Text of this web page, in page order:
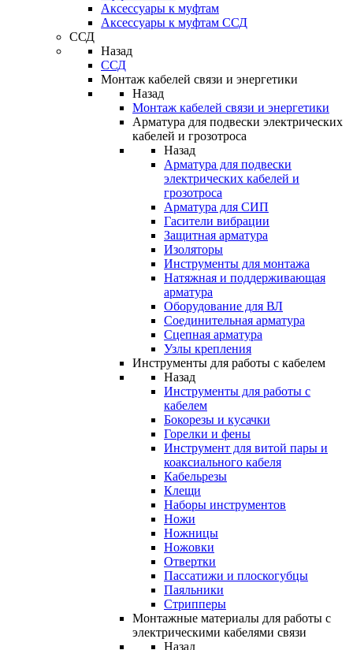
Аксессуары к муфтам
Аксессуары к муфтам ССД
ССД
Назад
ССД
Монтаж кабелей связи и энергетики
Назад
Монтаж кабелей связи и энергетики
Арматура для подвески электрических
кабелей и грозотроса
Назад
Арматура для подвески
электрических кабелей и
грозотроса
Арматура для СИП
Гасители вибрации
Защитная арматура
Изоляторы
Инструменты для монтажа
Натяжная и поддерживающая
арматура
Оборудование для ВЛ
Соединительная арматура
Сцепная арматура
Узлы крепления
Инструменты для работы с кабелем
Назад
Инструменты для работы с
кабелем
Бокорезы и кусачки
Горелки и фены
Инструмент для витой пары и
коаксиального кабеля
Кабельрезы
Клещи
Наборы инструментов
Ножи
Ножницы
Ножовки
Отвертки
Пассатижи и плоскогубцы
Паяльники
Стрипперы
Монтажные материалы для работы с
электрическими кабелями связи
Назад